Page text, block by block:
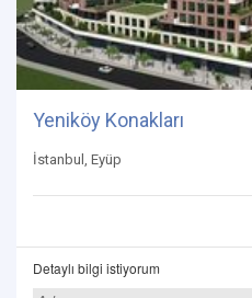
Yeniköy Konakları
İstanbul, Eyüp
Detaylı bilgi istiyorum